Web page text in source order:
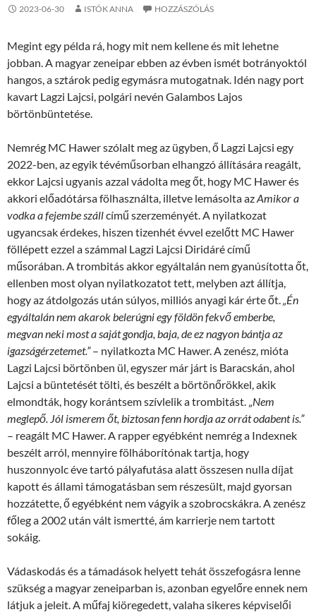
2023-06-30 ISTÓK ANNA HOZZÁSZÓLÁS
Megint egy példa rá, hogy mit nem kellene és mit lehetne
jobban. A magyar zeneipar ebben az évben ismét botrányoktól
hangos, a sztárok pedig egymásra mutogatnak. Idén nagy port
kavart Lagzi Lajcsi, polgári nevén Galambos Lajos
börtönbüntetése.
Nemrég MC Hawer szólalt meg az ügyben, ő Lagzi Lajcsi egy
2022-ben, az egyik tévéműsorban elhangzó állítására reagált,
ekkor Lajcsi ugyanis azzal vádolta meg őt, hogy MC Hawer és
akkori előadótársa fölhasználta, illetve lemásolta azAmikor a
vodka a fejembe szállcímű szerzeményét. A nyilatkozat
ugyancsak érdekes, hiszen tizenhét évvel ezelőtt MC Hawer
föllépett ezzel a számmal Lagzi Lajcsi Diridáré című
műsorában. A trombitás akkor egyáltalán nem gyanúsította őt,
ellenben most olyan nyilatkozatot tett, melyben azt állítja,
hogy az átdolgozás után súlyos, milliós anyagi kár érte őt.„Én
egyáltalán nem akarok belerúgni egy földön fekvő emberbe,
megvan neki most a saját gondja, baja, de ez nagyon bántja az
igazságérzetemet.”– nyilatkozta MC Hawer. A zenész, mióta
Lagzi Lajcsi börtönben ül, egyszer már járt is Baracskán, ahol
Lajcsi a büntetését tölti, és beszélt a börtönőrökkel, akik
elmondták, hogy korántsem szívlelik a trombitást. „Nem
meglepő. Jól ismerem őt, biztosan fenn hordja az orrát odabent is.”
– reagált MC Hawer. A rapper egyébként nemrég a Indexnek
beszélt arról, mennyire fölháborítónak tartja, hogy
huszonnyolc éve tartó pályafutása alatt összesen nulla díjat
kapott és állami támogatásban sem részesült, majd gyorsan
hozzátette, ő egyébként nem vágyik a szobrocskákra. A zenész
főleg a 2002 után vált ismertté, ám karrierje nem tartott
sokáig.
Vádaskodás és a támadások helyett tehát összefogásra lenne
szükség a magyar zeneiparban is, azonban egyelőre ennek nem
látjuk a jeleit. A műfaj kiöregedett, valaha sikeres képviselői